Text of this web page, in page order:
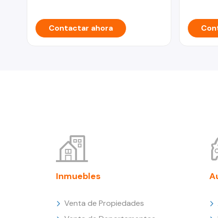
Contactar ahora
Inmuebles
Venta de Propiedades